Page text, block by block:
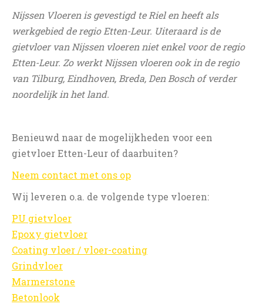
Nijssen Vloeren is gevestigd te Riel en heeft als
werkgebied de regio Etten-Leur. Uiteraard is de
gietvloer van Nijssen vloeren niet enkel voor de regio
Etten-Leur. Zo werkt Nijssen vloeren ook in de regio
van Tilburg, Eindhoven, Breda, Den Bosch of verder
noordelijk in het land.
Benieuwd naar de mogelijkheden voor een
gietvloer Etten-Leur of daarbuiten?
Neem contact met ons op
Wij leveren o.a. de volgende type vloeren:
PU gietvloer
Epoxy gietvloer
Coating vloer / vloer-coating
Grindvloer
Marmerstone
Betonlook